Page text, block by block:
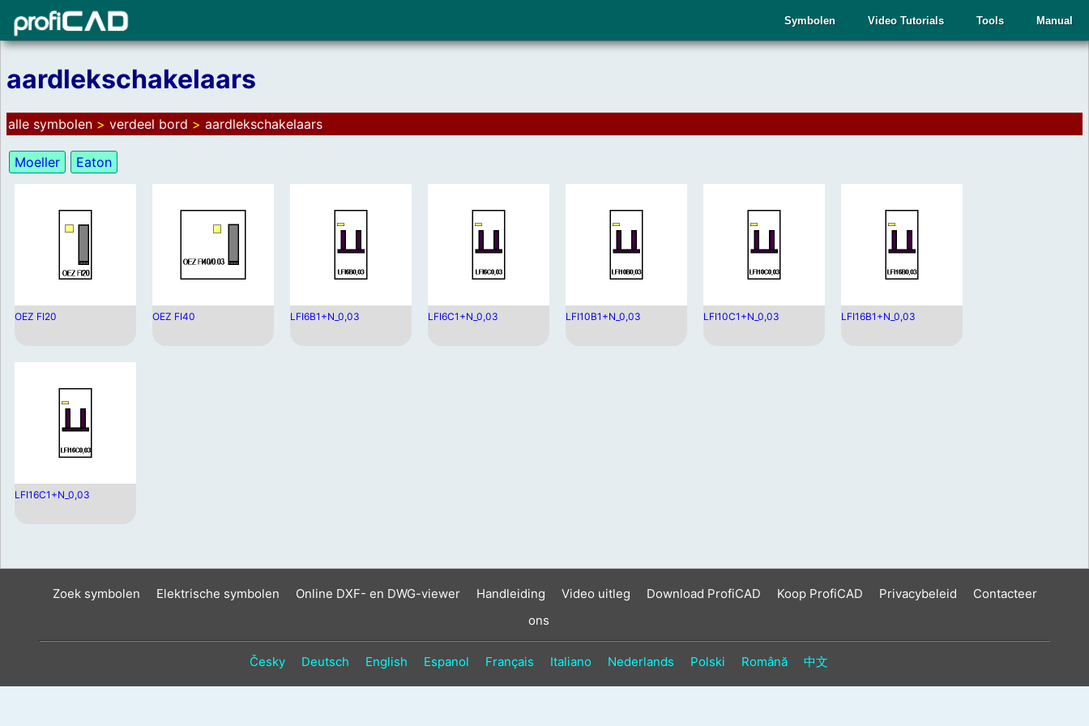
Manual
Tools
Video Tutorials
Symbolen
aardlekschakelaars
alle symbolen > verdeel bord > aardlekschakelaars
Moeller Eaton
OEZ FI20 OEZ FI40 LFI6B1+N_0,03 LFI6C1+N_0,03 LFI10B1+N_0,03 LFI10C1+N_0,03 LFI16B1+N_0,03
LFI16C1+N_0,03
Zoek symbolen Elektrische symbolen Online DXF- en DWG-viewer Handleiding Video uitleg Download ProfiCAD Koop ProfiCAD Privacybeleid
Contacteer
ons
Česky Deutsch English Espanol Français Italiano Nederlands Polski Română 中文